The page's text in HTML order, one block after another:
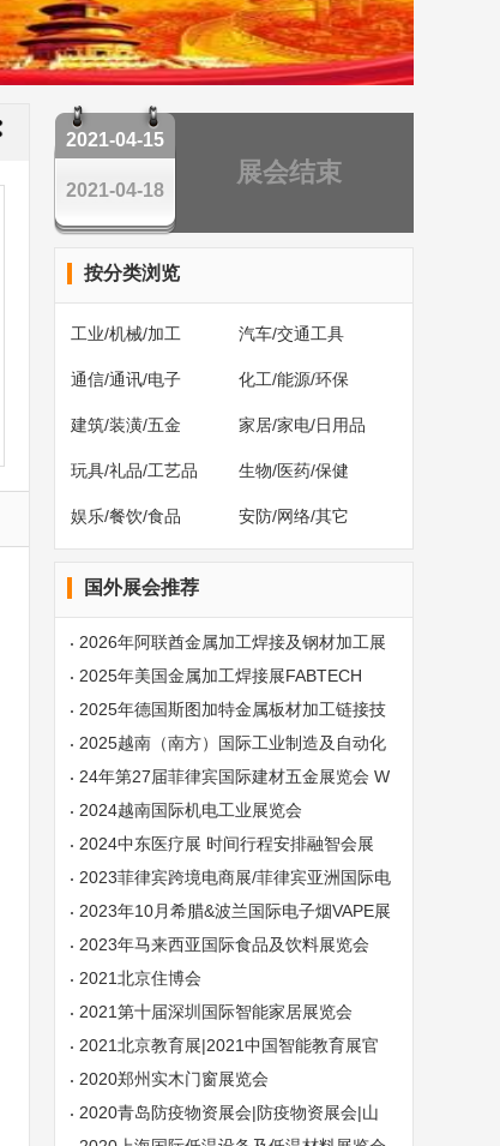
2021-04-15
2021-04-18
展会结束
按分类浏览
工业/机械/加工 汽车/交通工具
通信/通讯/电子 化工/能源/环保
建筑/装潢/五金 家居/家电/日用品
玩具/礼品/工艺品 生物/医药/保健
娱乐/餐饮/食品 安防/网络/其它
国外展会推荐
2026年阿联酋金属加工焊接及钢材加工展
览会
2025年美国金属加工焊接展FABTECH
2025年德国斯图加特金属板材加工链接技
术展
2025越南（南方）国际工业制造及自动化
展览会
24年第27届菲律宾国际建材五金展览会 W
ORLDBEX
2024越南国际机电工业展览会
2024中东医疗展 时间行程安排融智会展
2023菲律宾跨境电商展/菲律宾亚洲国际电
商交易会
2023年10月希腊&波兰国际电子烟VAPE展
览会
2023年马来西亚国际食品及饮料展览会
2021北京住博会
2021第十届深圳国际智能家居展览会
2021北京教育展|2021中国智能教育展官
方网站
2020郑州实木门窗展览会
2020青岛防疫物资展会|防疫物资展会|山